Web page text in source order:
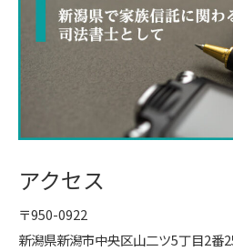
アクセス
〒950-0922
新潟県新潟市中央区山二ツ5丁目2番